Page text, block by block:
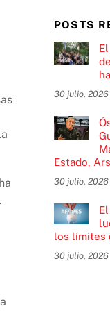
POSTS
30 julio, 2026
Estado,
30 julio, 2026
los límites
30 julio, 2026